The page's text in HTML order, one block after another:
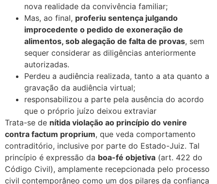
nova realidade da convivência familiar;
Mas, ao final, proferiu sentença julgando
improcedente o pedido de exoneração de
alimentos, sob alegação de falta de provas, sem
sequer considerar as diligências anteriormente
autorizadas.
Perdeu a audiência realizada, tanto a ata quanto a
gravação da audiência virtual;
responsabilizou a parte pela ausência do acordo
que o próprio juízo deixou extraviar
Trata-se de nítida violação ao princípio do venire
contra factum proprium, que veda comportamento
contraditório, inclusive por parte do Estado-Juiz. Tal
princípio é expressão da boa-fé objetiva (art. 422 do
Código Civil), amplamente recepcionada pelo processo
civil contemporâneo como um dos pilares da confiança